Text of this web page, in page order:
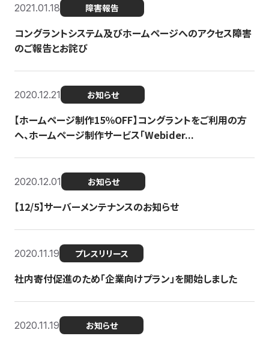
2021.01.18 障害報告
コングラントシステム及びホームページへのアクセス障害
のご報告とお詫び
2020.12.21 お知らせ
【ホームページ制作15％OFF】コングラントをご利用の方
へ、ホームページ制作サービス「Webider...
2020.12.01 お知らせ
【12/5】サーバーメンテナンスのお知らせ
2020.11.19 プレスリリース
社内寄付促進のため「企業向けプラン」を開始しました
2020.11.19 お知らせ